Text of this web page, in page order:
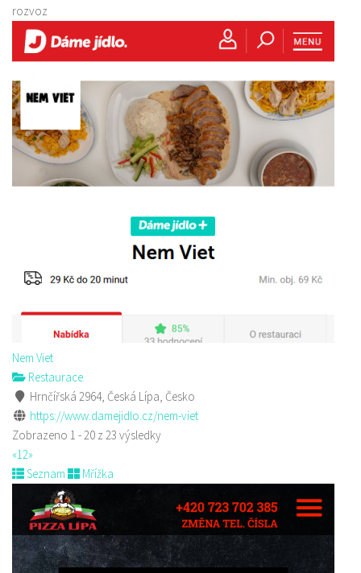
rozvoz
Nem Viet
Restaurace
Hrnčířská 2964, Česká Lípa, Česko
https://www.damejidlo.cz/nem-viet
Zobrazeno 1 - 20 z 23 výsledky
«12»
Seznam
Mřížka